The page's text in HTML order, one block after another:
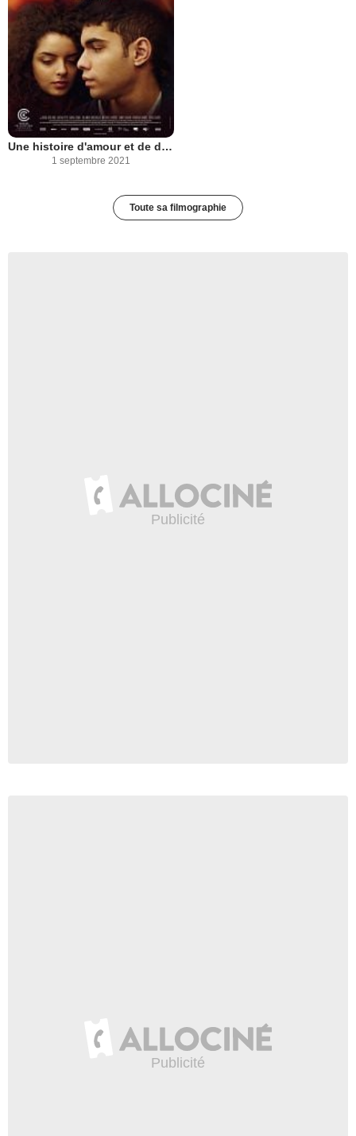
Une histoire d'amour et de désir
1 septembre 2021
Toute sa filmographie